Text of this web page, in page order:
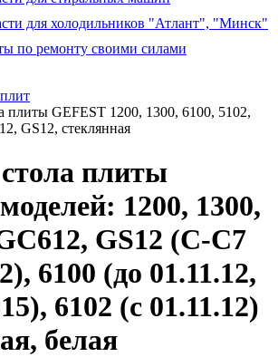
для холодильников "Атлант", "Минск"
по ремонту своими силами
плиты GEFEST 1200, 1300, 6100, 5102,
GS12, стеклянная
плиты
1200, 1300,
GS12 (С-С7
6100 (до 01.11.12,
6102 (с 01.11.12)
белая